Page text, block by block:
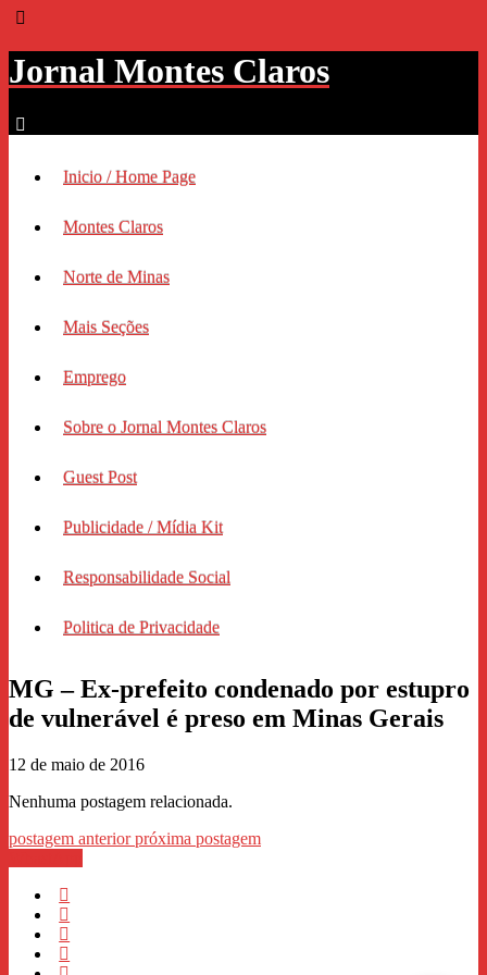
Jornal Montes Claros
Inicio / Home Page
Montes Claros
Norte de Minas
Mais Seções
Emprego
Sobre o Jornal Montes Claros
Guest Post
Publicidade / Mídia Kit
Responsabilidade Social
Politica de Privacidade
MG – Ex-prefeito condenado por estupro
de vulnerável é preso em Minas Gerais
12 de maio de 2016
Nenhuma postagem relacionada.
postagem anteriorpróxima postagem